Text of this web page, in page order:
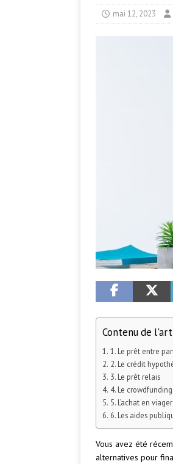
mai 12, 2023
Contenu de
1. Le prêt entre
2. Le crédit
3. Le prêt relais
4. Le
5. L’achat en viager
6. Les aides
Vous avez été
alternatives pour